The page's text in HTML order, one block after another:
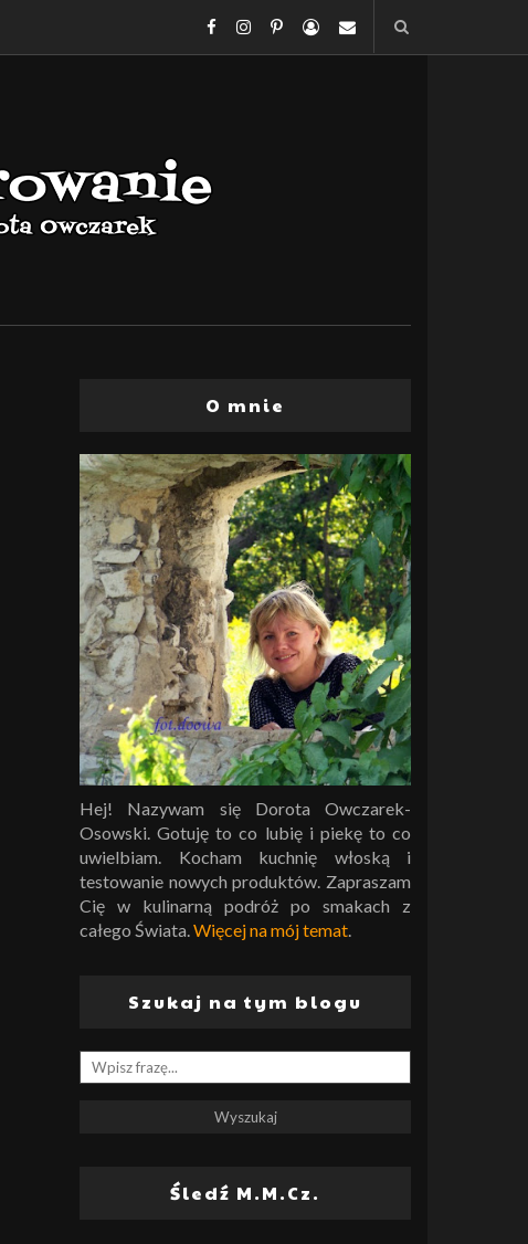
O mnie
Hej! Nazywam się Dorota Owczarek-
Osowski. Gotuję to co lubię i piekę to co
uwielbiam. Kocham kuchnię włoską i
testowanie nowych produktów. Zapraszam
Cię w kulinarną podróż po smakach z
całego Świata.Więcej na mój temat.
Szukaj na tym blogu
Śledź M.M.Cz.